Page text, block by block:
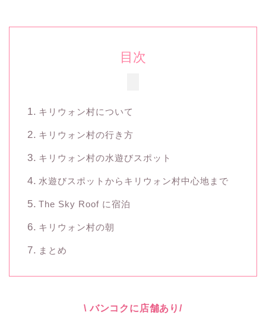
目次
キリウォン村について
キリウォン村の行き方
キリウォン村の水遊びスポット
水遊びスポットからキリウォン村中心地まで
The Sky Roof に宿泊
キリウォン村の朝
まとめ
\ バンコクに店舗あり/